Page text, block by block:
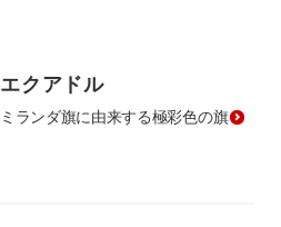
エクアドル
ミランダ旗に由来する極彩色の旗